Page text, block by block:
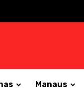
Manaus